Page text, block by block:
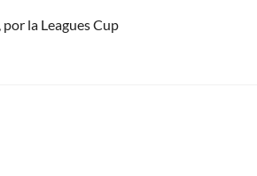
la Leagues Cup